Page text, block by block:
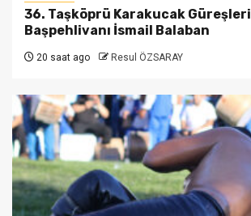
36. Taşköprü Karakucak Güreşleri
Başpehlivanı İsmail Balaban
20 saat ago Resul ÖZSARAY